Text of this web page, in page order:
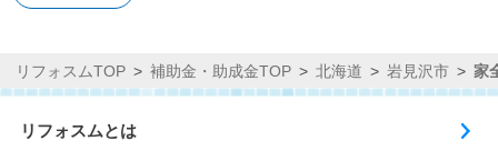
リフォスムTOP 補助金・助成金TOP 北海道 岩見沢市 家
リフォスムとは